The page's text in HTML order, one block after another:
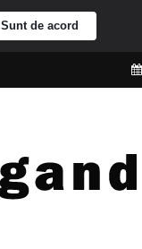
Sunt de acord